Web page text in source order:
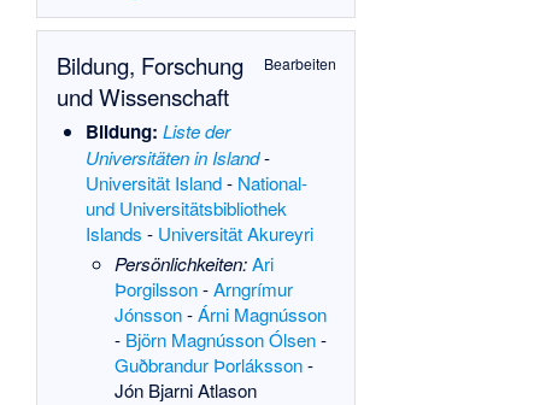
Bearbeiten
Bildung, Forschung
und Wissenschaft
Bildung: Liste der
Universitäten in Island-
Universität Island- National-
und Universitätsbibliothek
Islands - Universität Akureyri
Persönlichkeiten: Ari
Þorgilsson-Arngrímur
Jónsson-Árni Magnússon
- Björn Magnússon Ólsen-
Guðbrandur Þorláksson-
Jón Bjarni Atlason